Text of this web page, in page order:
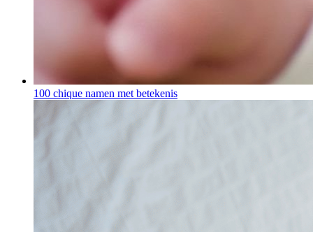
100 chique namen met betekenis